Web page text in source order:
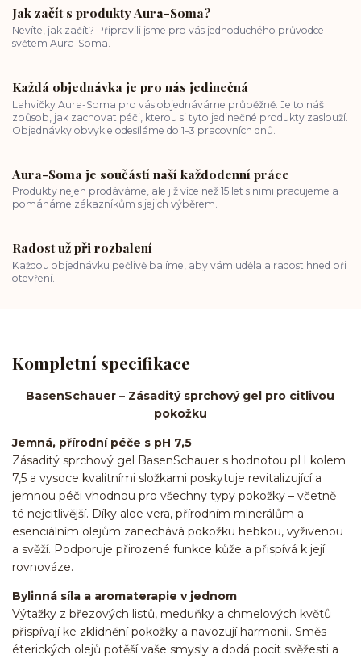
Jak začít s produkty Aura-Soma?
Nevíte, jak začít? Připravili jsme pro vás jednoduchého průvodce
světem Aura-Soma.
Každá objednávka je pro nás jedinečná
Lahvičky Aura-Soma pro vás objednáváme průběžně. Je to náš
způsob, jak zachovat péči, kterou si tyto jedinečné produkty zaslouží.
Objednávky obvykle odesíláme do 1–3 pracovních dnů.
Aura-Soma je součástí naší každodenní práce
Produkty nejen prodáváme, ale již více než 15 let s nimi pracujeme a
pomáháme zákazníkům s jejich výběrem.
Radost už při rozbalení
Každou objednávku pečlivě balíme, aby vám udělala radost hned při
otevření.
Kompletní specifikace
BasenSchauer – Zásaditý sprchový gel pro citlivou
pokožku
Jemná, přírodní péče s pH 7,5
Zásaditý sprchový gel BasenSchauer s hodnotou pH kolem
7,5 a vysoce kvalitními složkami poskytuje revitalizující a
jemnou péči vhodnou pro všechny typy pokožky – včetně
té nejcitlivější. Díky aloe vera, přírodním minerálům a
esenciálním olejům zanechává pokožku hebkou, vyživenou
a svěží. Podporuje přirozené funkce kůže a přispívá k její
rovnováze.
Bylinná síla a aromaterapie v jednom
Výtažky z březových listů, meduňky a chmelových květů
přispívají ke zklidnění pokožky a navozují harmonii. Směs
éterických olejů potěší vaše smysly a dodá pocit svěžesti a